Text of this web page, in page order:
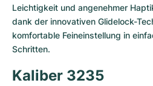
Leichtigkeit und angenehmer
dank der innovativen Glidelock-
komfortable Feineinstellung in
Schritten.
Kaliber 3235